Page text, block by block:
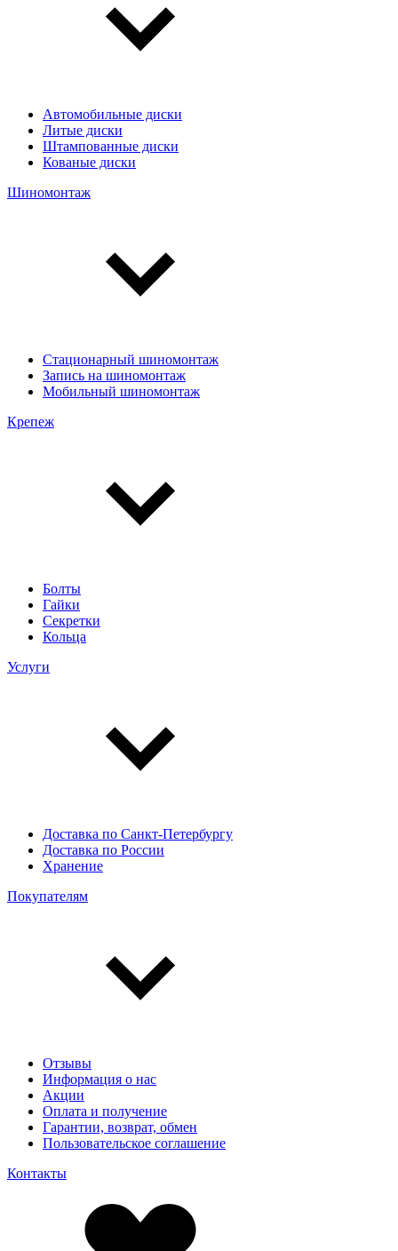
Автомобильные диски
Литые диски
Штампованные диски
Кованые диски
Шиномонтаж
Стационарный шиномонтаж
Запись на шиномонтаж
Мобильный шиномонтаж
Крепеж
Болты
Гайки
Секретки
Кольца
Услуги
Доставка по Санкт-Петербургу
Доставка по России
Хранение
Покупателям
Отзывы
Информация о нас
Акции
Оплата и получение
Гарантии, возврат, обмен
Пользовательское соглашение
Контакты